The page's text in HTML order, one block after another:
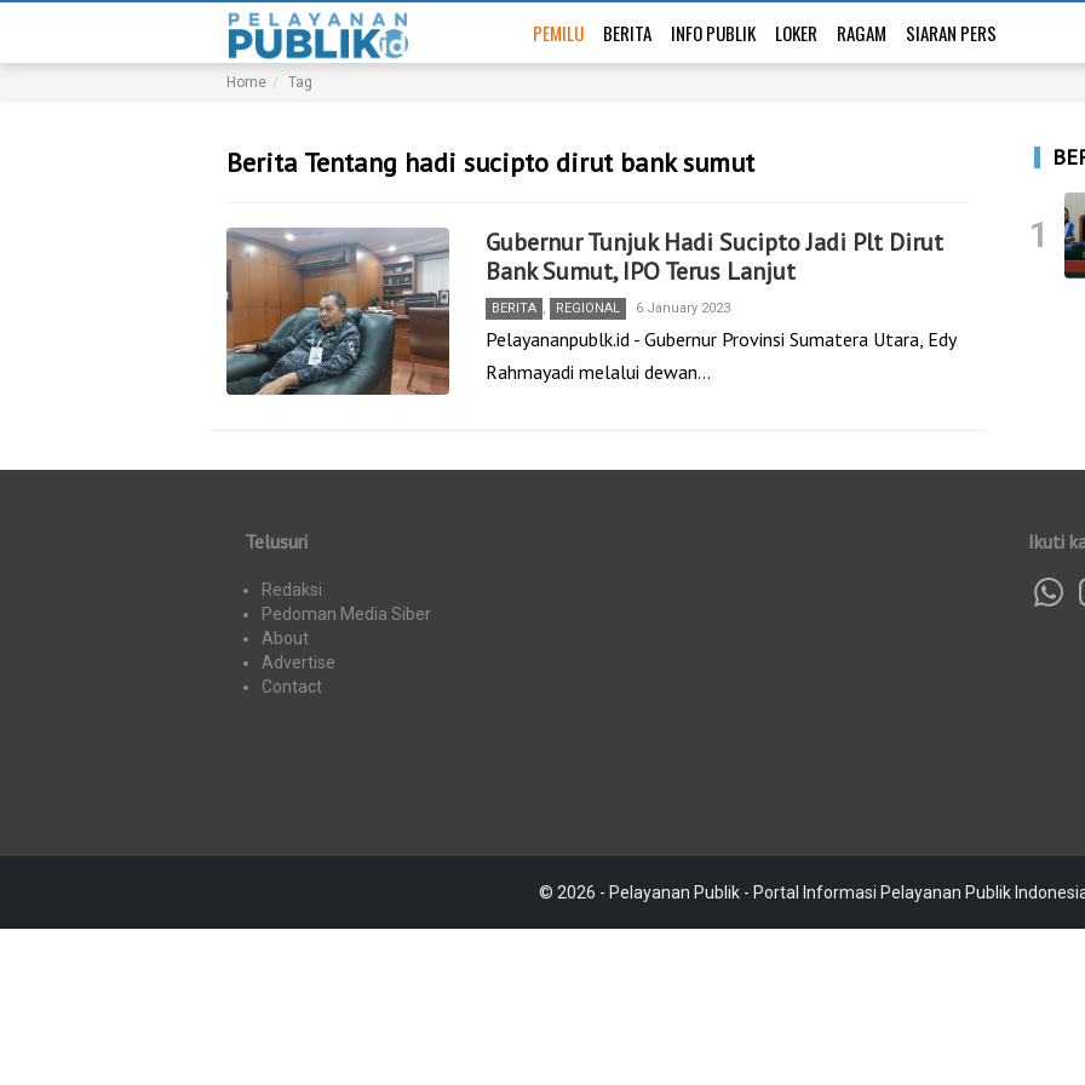
PEMILU BERITA INFO PUBLIK LOKER RAGAM SIARAN PERS
Home Tag
Berita Tentang hadi sucipto dirut bank sumut
Gubernur Tunjuk Hadi Sucipto Jadi Plt Dirut
Bank Sumut, IPO Terus Lanjut
BERITA , REGIONAL 6 January 2023
Pelayananpublk.id - Gubernur Provinsi Sumatera Utara, Edy
Rahmayadi melalui dewan…
1
Telusuri
Redaksi
Pedoman Media Siber
About
Advertise
Contact
Ikuti
© 2026 - Pelayanan Publik - Portal Informasi Pelayanan Publik